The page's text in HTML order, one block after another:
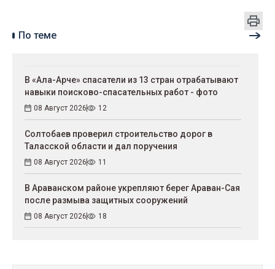
По теме
В «Ала-Арче» спасатели из 13 стран отрабатывают
навыки поисково-спасательных работ - фото
08 Август 2026 12
Солтобаев проверил строительство дорог в
Таласской области и дал поручения
08 Август 2026 11
В Араванском районе укрепляют берег Араван-Сая
после размыва защитных сооружений
08 Август 2026 18